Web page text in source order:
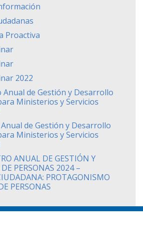
Proactiva
2022
Anual de Gestión y Desarrollo
Ministerios y Servicios
de Gestión y Desarrollo
Ministerios y Servicios
ANUAL DE GESTIÓN Y
PERSONAS 2024 –
PROTAGONISMO
PERSONAS